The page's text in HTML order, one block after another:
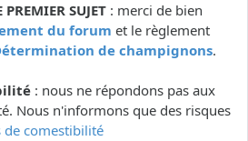
SUJET : merci de bien
du forum et le règlement
de champignons.
: nous ne répondons pas aux
Nous n'informons que des risques
de comestibilité